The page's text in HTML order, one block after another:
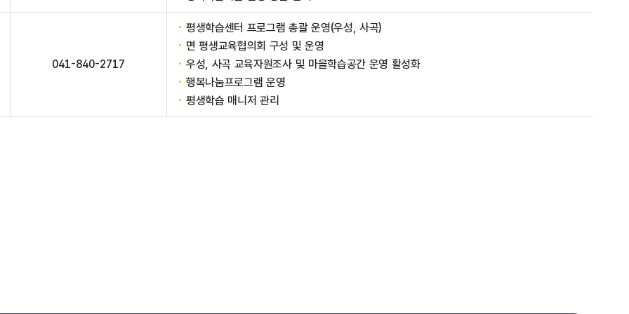
041-840-2717
평생학습센터 프로그램 총괄 운영(우성, 사곡)
면 평생교육협의회 구성 및 운영
우성, 사곡 교육자원조사 및 마을학습공간 운영 활성화
행복나눔프로그램 운영
평생학습 매니저 관리